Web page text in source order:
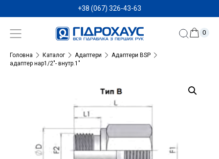
+38 (067) 326-43-63
0
Головна Каталог Адаптери
Адаптери BSP
адаптер нар1/2″- внутр.1″